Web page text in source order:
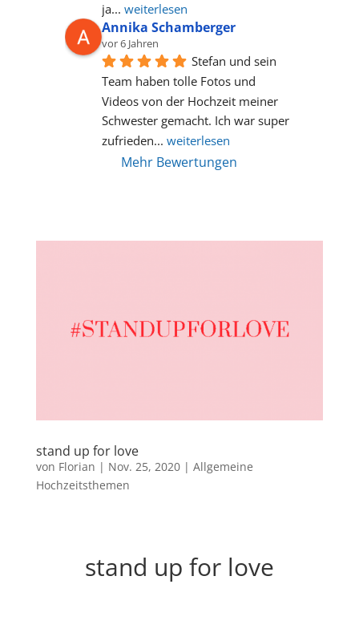
ja... weiterlesen
Annika Schamberger
vor 6 Jahren
Stefan und sein
Team haben tolle Fotos und
Videos von der Hochzeit meiner
Schwester gemacht. Ich war super
zufrieden... weiterlesen
Mehr Bewertungen
stand up for love
von Florian | Nov. 25, 2020| Allgemeine
Hochzeitsthemen
stand up for love